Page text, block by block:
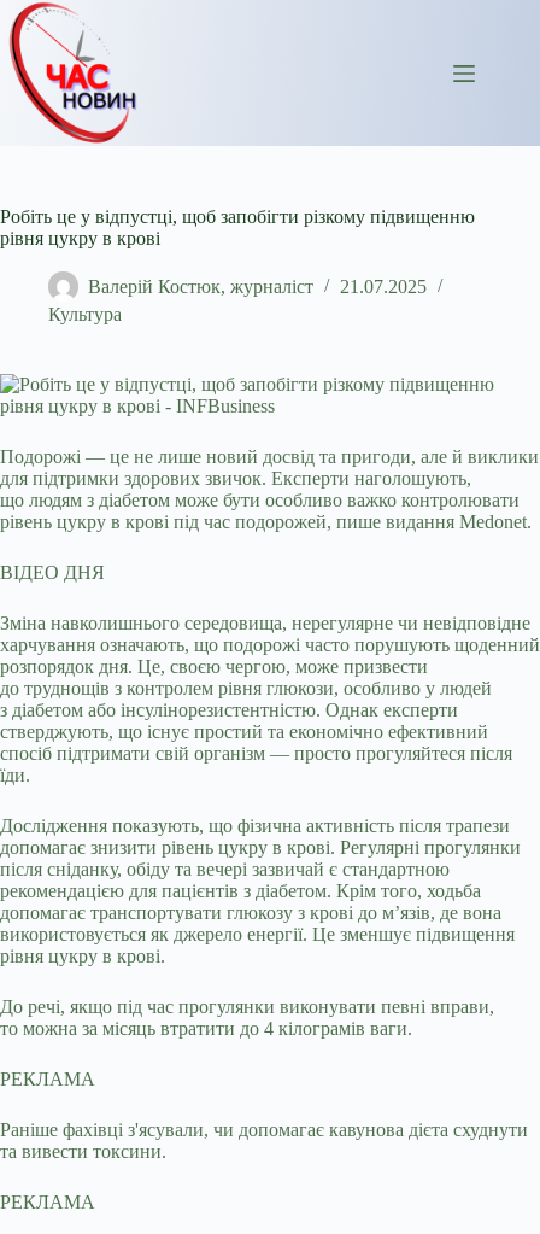
Перейти
до
вмісту
Робіть це у відпустці, щоб запобігти різкому підвищенню
рівня цукру в крові
Валерій Костюк, журналіст
21.07.2025
Культура
Подорожі — це не лише новий досвід та пригоди, але й виклики
для підтримки здорових звичок. Експерти наголошують,
що людям з діабетом може бути особливо важко контролювати
рівень цукру в крові під час подорожей, пише видання Medonet.
ВІДЕО ДНЯ
Зміна навколишнього середовища, нерегулярне чи невідповідне
харчування означають, що подорожі часто порушують щоденний
розпорядок дня. Це, своєю чергою, може призвести
до труднощів з контролем рівня глюкози, особливо у людей
з діабетом або інсулінорезистентністю. Однак експерти
стверджують, що існує простий та економічно ефективний
спосіб підтримати свій організм — просто прогуляйтеся після
їди.
Дослідження показують, що фізична активність після трапези
допомагає знизити рівень цукру в крові. Регулярні прогулянки
після сніданку, обіду та вечері зазвичай є стандартною
рекомендацією для пацієнтів з діабетом. Крім того, ходьба
допомагає транспортувати глюкозу з крові до м’язів, де вона
використовується як джерело енергії. Це зменшує підвищення
рівня цукру в крові.
До речі, якщо під час прогулянки виконувати певні вправи,
то можна за місяць втратити до 4 кілограмів ваги.
РЕКЛАМА
Раніше фахівці з'ясували, чи допомагає кавунова дієта схуднути
та вивести токсини.
РЕКЛАМА